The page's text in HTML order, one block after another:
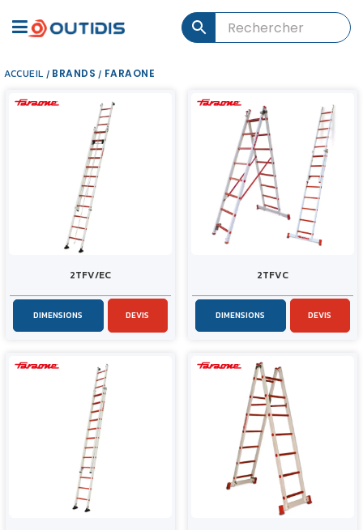
ACCUEIL / BRANDS / FARAONE
2TFV/EC
DIMENSIONS DEVIS
2TFVC
DIMENSIONS DEVIS